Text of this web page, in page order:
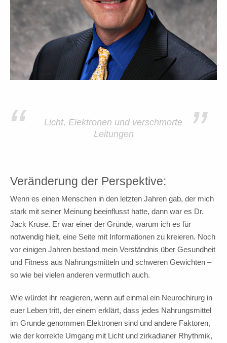
”
“
Licht, Elektronen und verschmorte
Leitungen
Veränderung der Perspektive:
Wenn es einen Menschen in den letzten Jahren gab, der mich
stark mit seiner Meinung beeinflusst hatte, dann war es Dr.
Jack Kruse. Er war einer der Gründe, warum ich es für
notwendig hielt, eine Seite mit Informationen zu kreieren. Noch
vor einigen Jahren bestand mein Verständnis über Gesundheit
und Fitness aus Nahrungsmitteln und schweren Gewichten –
so wie bei vielen anderen vermutlich auch.
Wie würdet ihr reagieren, wenn auf einmal ein Neurochirurg in
euer Leben tritt, der einem erklärt, dass jedes Nahrungsmittel
im Grunde genommen Elektronen sind und andere Faktoren,
wie der korrekte Umgang mit Licht und zirkadianer Rhythmik,